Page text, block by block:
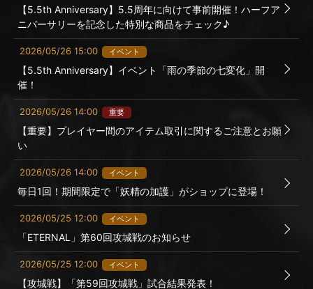
【5.5th Anniversary】5.5周年に向けて事前開催！ハーフア
ニバーサリーを記念した特別な商品をチェック♪
2026/05/26 15:00 イベント
【5.5th Anniversary】イベント「雨の季節の七変化」開
催！
2026/05/26 14:00 重要
【重要】プレイヤー間のアイテム取引に関するご注意とお願
い
2026/05/26 14:00 イベント
毎日1回！期間限定で「妖精の加護」がショップに登場！
2026/05/25 12:00 イベント
「ETERNAL」第60回攻城戦のお知らせ
2026/05/25 12:00 イベント
【攻城戦】「第59回攻城戦」試合結果発表！